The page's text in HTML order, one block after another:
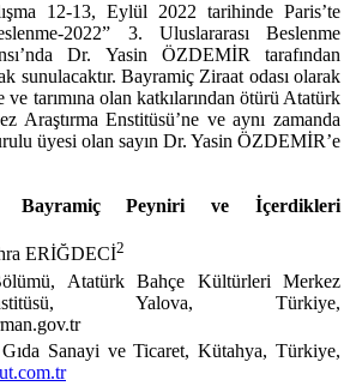
12-13, Eylül 2022 tarihinde Paris’te
2022” 3. Uluslararası Beslenme
Dr. Yasin ÖZDEMİR tarafından
sunulacaktır. Bayramiç Ziraat odası olarak
tarımına olan katkılarından ötürü Atatürk
Araştırma Enstitüsü’ne ve aynı zamanda
üyesi olan sayın Dr. Yasin ÖZDEMİR’e
Bayramiç Peyniri ve İçerdikleri
ERİĞDECİ2
Atatürk Bahçe Kültürleri Merkez
Yalova, Türkiye,
Sanayi ve Ticaret, Kütahya, Türkiye,